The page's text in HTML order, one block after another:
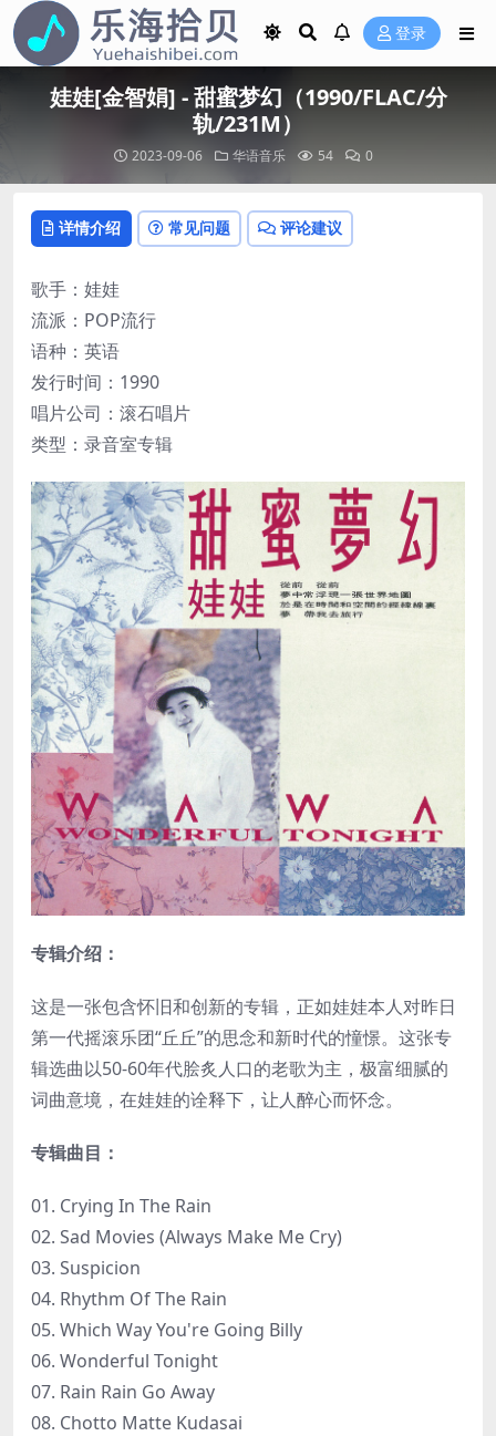
登录
娃娃[金智娟] - 甜蜜梦幻（1990/FLAC/分
轨/231M）
2023-09-06 华语音乐 54 0
详情介绍 常见问题 评论建议
歌手：娃娃
流派：POP流行
语种：英语
发行时间：1990
唱片公司：滚石唱片
类型：录音室专辑
专辑介绍：
这是一张包含怀旧和创新的专辑，正如娃娃本人对昨日
第一代摇滚乐团“丘丘”的思念和新时代的憧憬。这张专
辑选曲以50-60年代脍炙人口的老歌为主，极富细腻的
词曲意境，在娃娃的诠释下，让人醉心而怀念。
专辑曲目：
01. Crying In The Rain
02. Sad Movies (Always Make Me Cry)
03. Suspicion
04. Rhythm Of The Rain
05. Which Way You're Going Billy
06. Wonderful Tonight
07. Rain Rain Go Away
08. Chotto Matte Kudasai